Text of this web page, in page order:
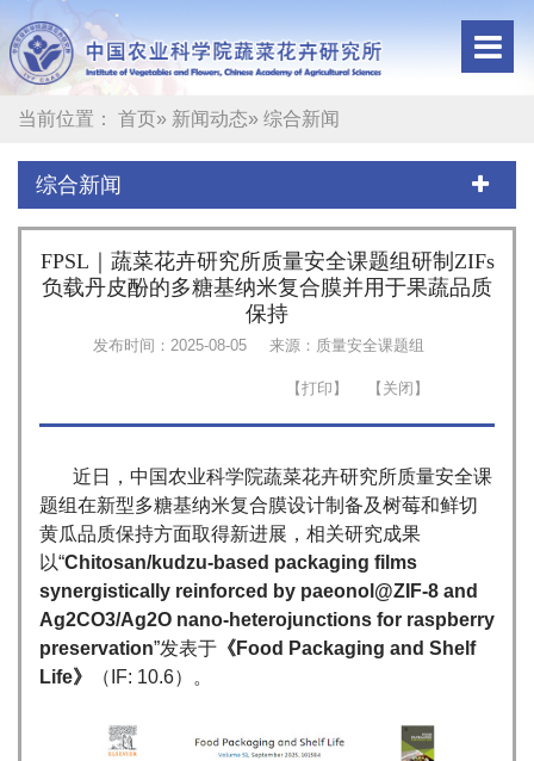
当前位置： 首页» 新闻动态» 综合新闻
综合新闻
FPSL｜蔬菜花卉研究所质量安全课题组研制ZIFs
负载丹皮酚的多糖基纳米复合膜并用于果蔬品质
保持
发布时间：2025-08-05 来源：质量安全课题组
近日，中国农业科学院蔬菜花卉研究所质量安全课
题组在新型多糖基纳米复合膜设计制备及树莓和鲜切
黄瓜品质保持方面取得新进展，相关研究成果
以“Chitosan/kudzu-based packaging films
synergistically reinforced by paeonol@ZIF-8 and
Ag2CO3/Ag2O nano-heterojunctions for raspberry
preservation”发表于 《Food Packaging and Shelf
Life》
（IF: 10.6）。